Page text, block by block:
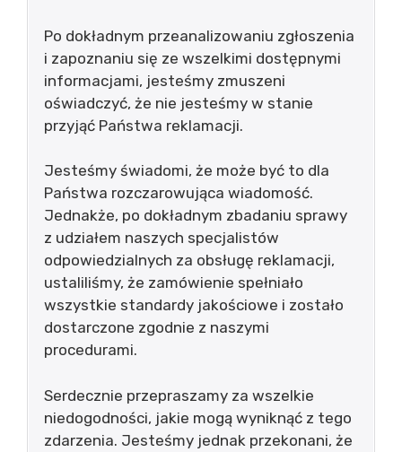
Po dokładnym przeanalizowaniu zgłoszenia
i zapoznaniu się ze wszelkimi dostępnymi
informacjami, jesteśmy zmuszeni
oświadczyć, że nie jesteśmy w stanie
przyjąć Państwa reklamacji.
Jesteśmy świadomi, że może być to dla
Państwa rozczarowująca wiadomość.
Jednakże, po dokładnym zbadaniu sprawy
z udziałem naszych specjalistów
odpowiedzialnych za obsługę reklamacji,
ustaliliśmy, że zamówienie spełniało
wszystkie standardy jakościowe i zostało
dostarczone zgodnie z naszymi
procedurami.
Serdecznie przepraszamy za wszelkie
niedogodności, jakie mogą wyniknąć z tego
zdarzenia. Jesteśmy jednak przekonani, że